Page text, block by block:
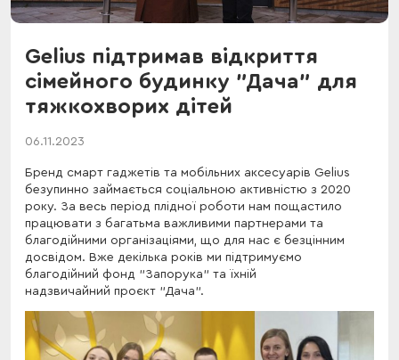
Gelius підтримав відкриття
сімейного будинку "Дача" для
тяжкохворих дітей
06.11.2023
Бренд смарт гаджетів та мобільних аксесуарів Gelius
безупинно займається соціальною активністю з 2020
року. За весь період плідної роботи нам пощастило
працювати з багатьма важливими партнерами та
благодійними організаціями, що для нас є безцінним
досвідом. Вже декілька років ми підтримуємо
благодійний фонд "Запорука" та їхній
надзвичайний проєкт "Дача".